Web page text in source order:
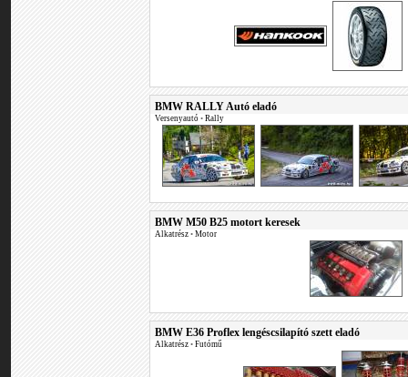
BMW RALLY Autó eladó
Versenyautó • Rally
BMW M50 B25 motort keresek
Alkatrész • Motor
BMW E36 Proflex lengéscsilapító szett eladó
Alkatrész • Futómű